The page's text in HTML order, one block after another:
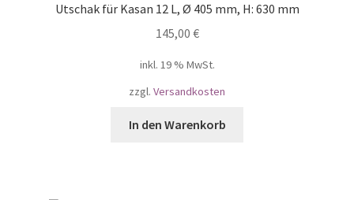
Utschak für Kasan 12 L, Ø 405 mm, H: 630 mm
145,00 €
inkl. 19 % MwSt.
zzgl. Versandkosten
In den Warenkorb